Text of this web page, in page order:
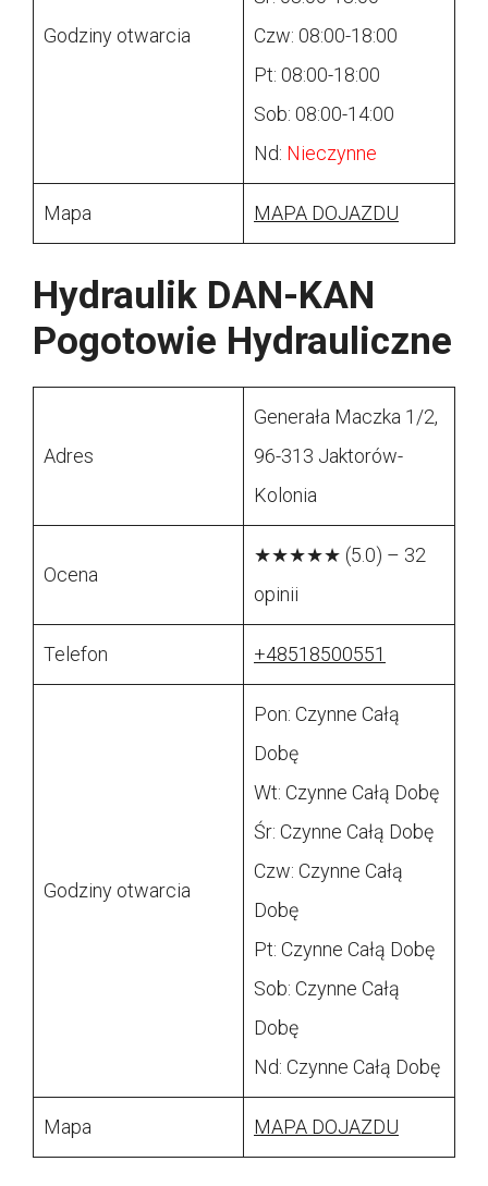
Godziny otwarcia
Czw: 08:00-18:00
Pt: 08:00-18:00
Sob: 08:00-14:00
Nd: Nieczynne
Mapa MAPA DOJAZDU
Hydraulik DAN-KAN
Pogotowie Hydrauliczne
Adres
Generała Maczka 1/2,
96-313 Jaktorów-
Kolonia
Ocena
★★★★★ (5.0) – 32
opinii
Telefon +48518500551
Godziny otwarcia
Pon: Czynne Całą
Dobę
Wt: Czynne Całą Dobę
Śr: Czynne Całą Dobę
Czw: Czynne Całą
Dobę
Pt: Czynne Całą Dobę
Sob: Czynne Całą
Dobę
Nd: Czynne Całą Dobę
Mapa MAPA DOJAZDU